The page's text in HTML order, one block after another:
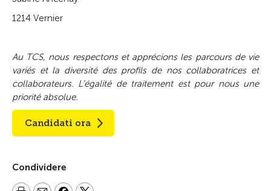
1214 Vernier
Au TCS, nous respectons et apprécions les parcours de vie
variés et la diversité des profils de nos collaboratrices et
collaborateurs. L’égalité de traitement est pour nous une
priorité absolue.
Candidati ora
Condividere